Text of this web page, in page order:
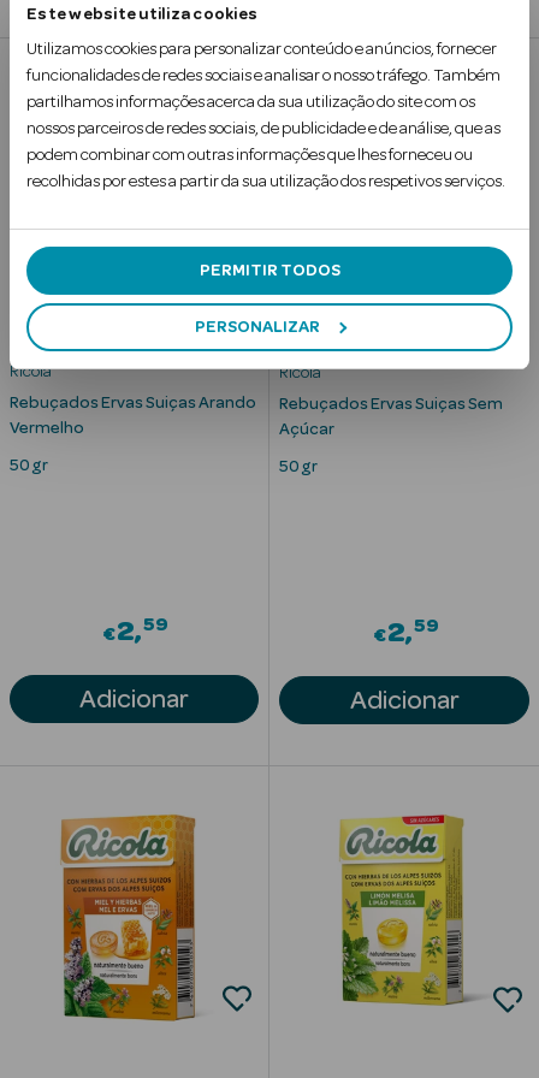
Este website utiliza cookies
Utilizamos cookies para personalizar conteúdo e anúncios, fornecer
funcionalidades de redes sociais e analisar o nosso tráfego. Também
partilhamos informações acerca da sua utilização do site com os
nossos parceiros de redes sociais, de publicidade e de análise, que as
podem combinar com outras informações que lhes forneceu ou
recolhidas por estes a partir da sua utilização dos respetivos serviços.
PERMITIR TODOS
PERSONALIZAR
Desmaquilhantes
Água Micelar
Máscaras
Ver Tudo
Hidratantes
Banho
Protetores
Solares
Refirmantes
Ricola
Rebuçados Ervas Suiças Arando
Vermelho
50 gr
€2 59
Adicionar
Ricola
Rebuçados Ervas Suiças Sem
Açúcar
50 gr
€2 59
Adicionar